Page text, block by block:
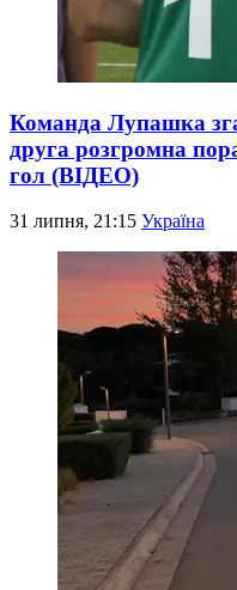
Команда Лупашка
друга розгромна
гол (ВІДЕО)
31 липня, 21:15 Україна